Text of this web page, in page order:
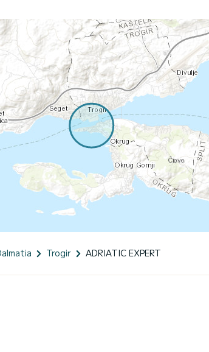
Trogir ADRIATIC EXPERT